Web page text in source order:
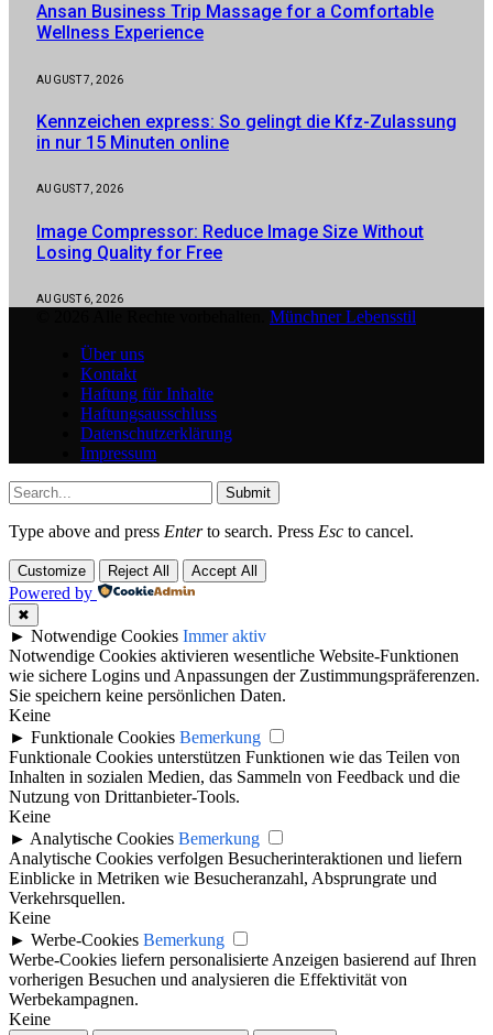
Ansan Business Trip Massage for a Comfortable
Wellness Experience
AUGUST 7, 2026
Kennzeichen express: So gelingt die Kfz-Zulassung
in nur 15 Minuten online
AUGUST 7, 2026
Image Compressor: Reduce Image Size Without
Losing Quality for Free
AUGUST 6, 2026
Münchner Lebensstil
Über uns
Kontakt
Haftung für Inhalte
Haftungsausschluss
Datenschutzerklärung
Impressum
Submit
Type above and press Enterto search. Press Esc to cancel.
Customize Reject All Accept All
Powered by
✖
► Notwendige Cookies Immer aktiv
Notwendige Cookies aktivieren wesentliche Website-Funktionen
wie sichere Logins und Anpassungen der Zustimmungspräferenzen.
Sie speichern keine persönlichen Daten.
Keine
► Funktionale Cookies Bemerkung
Funktionale Cookies unterstützen Funktionen wie das Teilen von
Inhalten in sozialen Medien, das Sammeln von Feedback und die
Nutzung von Drittanbieter-Tools.
Keine
► Analytische Cookies Bemerkung
Analytische Cookies verfolgen Besucherinteraktionen und liefern
Einblicke in Metriken wie Besucheranzahl, Absprungrate und
Verkehrsquellen.
Keine
► Werbe-Cookies Bemerkung
Werbe-Cookies liefern personalisierte Anzeigen basierend auf Ihren
vorherigen Besuchen und analysieren die Effektivität von
Werbekampagnen.
Keine